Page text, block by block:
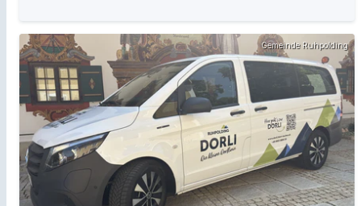
Gemeinde Ruhpolding